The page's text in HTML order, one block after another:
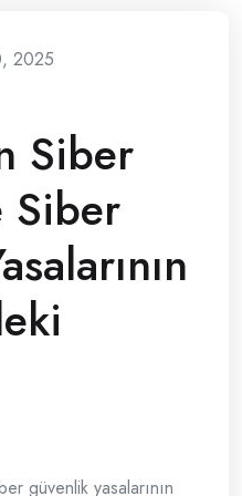
2025
Siber
Siber
güvenlik yasalarının